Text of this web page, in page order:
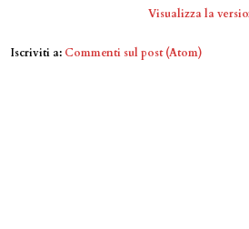
Visualizza la
Iscriviti a: Commenti sul post (Atom)